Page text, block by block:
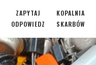
ZAPYTAJ
ODPOWIEDZ
KOPALNIA
SKARBÓW